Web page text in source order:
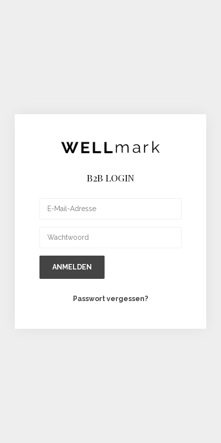
B2B LOGIN
ANMELDEN
Passwort vergessen?